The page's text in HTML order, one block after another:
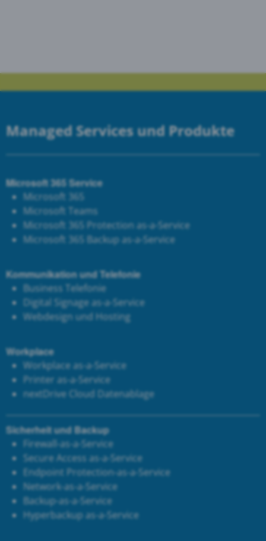
Managed Services und Produkte
Microsoft 365 Service
Microsoft 365
Microsoft Teams
Microsoft 365 Protection as-a-Service
Microsoft 365 Backup as-a-Service
Kommunikation und Telefonie
Business Telefonie
Digital Signage as-a-Service
Webdesign und Hosting
Workplace
Workplace as-a-Service
Printer as-a-Service
nextDrive Cloud Datenablage
Sicherheit und Backup
Firewall-as-a-Service
Secure Access as-a-Service
Endpoint Protection-as-a-Service
Network-as-a-Service
Backup-as-a-Service
Hyperbackup as-a-Service